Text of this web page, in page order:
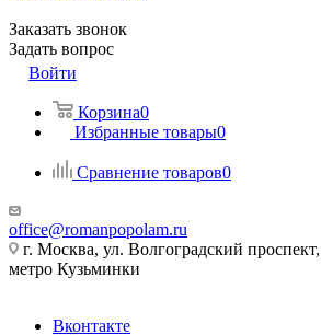
Заказать звонок
Задать вопрос
Войти
Корзина0
Избранные товары0
Сравнение товаров0
office@romanpopolam.ru
г. Москва, ул. Волгоградский
метро Кузьминки
Вконтакте